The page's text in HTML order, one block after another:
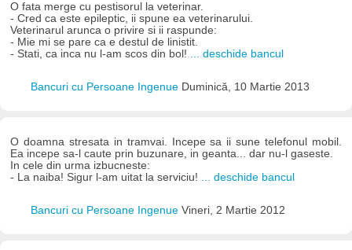
O fata merge cu pestisorul la veterinar.
- Cred ca este epileptic, ii spune ea veterinarului.
Veterinarul arunca o privire si ii raspunde:
- Mie mi se pare ca e destul de linistit.
- Stati, ca inca nu l-am scos din bol! ... deschide bancul
Bancuri cu Persoane Ingenue Duminică, 10 Martie 2013
O doamna stresata in tramvai. Incepe sa ii sune telefonul mobil.
Ea incepe sa-l caute prin buzunare, in geanta... dar nu-l gaseste.
In cele din urma izbucneste:
- La naiba! Sigur l-am uitat la serviciu!
... deschide bancul
Bancuri cu Persoane Ingenue Vineri, 2 Martie 2012